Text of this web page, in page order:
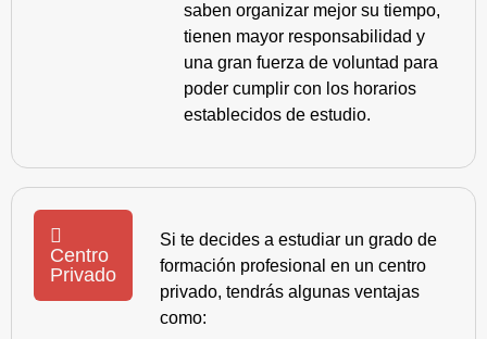
saben organizar mejor su tiempo,
tienen mayor responsabilidad y
una gran fuerza de voluntad para
poder cumplir con los horarios
establecidos de estudio.
Centro
Privado
Si te decides a estudiar un grado de
formación profesional en un centro
privado, tendrás algunas ventajas
como: